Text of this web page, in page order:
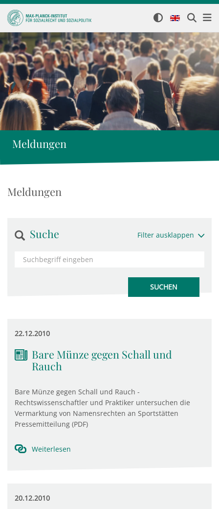
Meldungen
Meldungen
Suche Filter ausklappen
22.12.2010
Bare Münze gegen Schall und
Rauch
Bare Münze gegen Schall und Rauch -
Rechtswissenschaftler und Praktiker untersuchen die
Vermarktung von Namensrechten an Sportstätten
Pressemitteilung (PDF)
Weiterlesen
20.12.2010